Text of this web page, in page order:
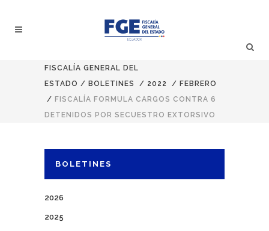
FISCALÍA GENERAL DEL
ESTADO / BOLETINES / 2022 / FEBRERO
/ FISCALÍA FORMULA CARGOS CONTRA 6
DETENIDOS POR SECUESTRO EXTORSIVO
BOLETINES
2026
2025